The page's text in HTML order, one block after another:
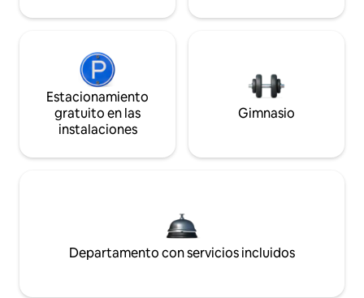
Estacionamiento
gratuito en las
instalaciones
Gimnasio
Departamento con servicios incluidos